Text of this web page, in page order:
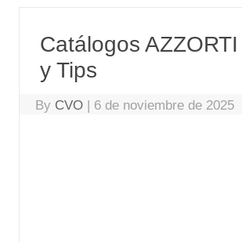
Catálogos
y Tips
By CVO | 6 de noviembre de 2025